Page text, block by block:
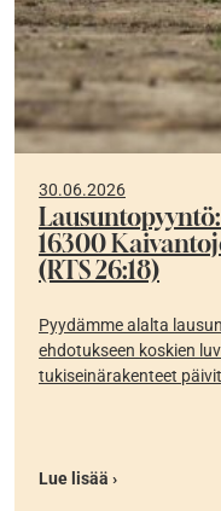
30.06.2026
16300
(RTS 26:18)
Pyydämme alalta
ehdotukseen koskien
tukiseinärakenteet
Lue lisää ›